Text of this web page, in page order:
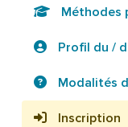
Méthodes
Profil du /
Modalités
Inscription